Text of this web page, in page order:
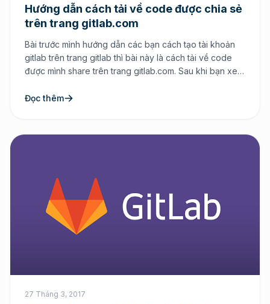
Hướng dẫn cách tải về code được chia sẻ
trên trang gitlab.com
Bài trước mình hướng dẫn các bạn cách tạo tài khoản
gitlab trên trang gitlab thì bài này là cách tải về code
được mình share trên trang gitlab.com. Sau khi bạn xem
cũng như lời giải đáp cho các bạn đang muốn lấy được
Đọc thêm
27 Tháng 3, 2017